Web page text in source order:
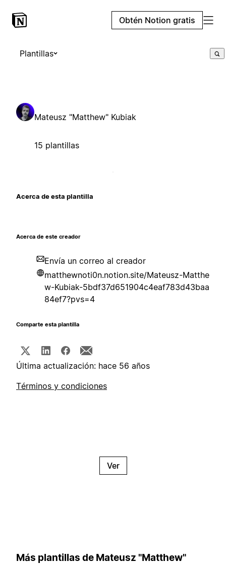
Obtén Notion gratis
Plantillas
Mateusz "Matthew" Kubiak
15 plantillas
Acerca de esta plantilla
Acerca de este creador
Envía un correo al creador
matthewnoti0n.notion.site/Mateusz-Matthe
w-Kubiak-5bdf37d651904c4eaf783d43baa
84ef7?pvs=4
Comparte esta plantilla
Última actualización: hace 56 años
Términos y condiciones
Ver
Más plantillas de Mateusz "Matthew"